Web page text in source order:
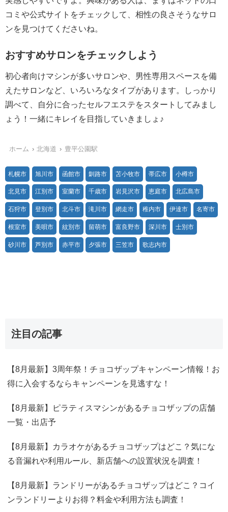
コミや公式サイトをチェックして、相性の良さそうなサロ
ンを見つけてくださいね。
おすすめサロンをチェックしよう
初心者向けマシンが多いサロンや、男性専用スペースを備
えたサロンなど、いろいろなタイプがあります。しっかり
調べて、自分に合ったセルフエステをスタートしてみまし
ょう！一緒にキレイを目指していきましょ♪
ホーム 北海道 豊平公園駅
札幌市 旭川市 函館市 釧路市 苫小牧市 帯広市 小樽市
北見市 江別市 室蘭市 千歳市 岩見沢市 恵庭市 北広島市
石狩市 登別市 北斗市 滝川市 網走市 稚内市 伊達市 名寄市
根室市 美唄市 紋別市 留萌市 富良野市 深川市 士別市
砂川市 芦別市 赤平市 夕張市 三笠市 歌志内市
注目の記事
【8月最新】3周年祭！チョコザップキャンペーン情報！お
得に入会するならキャンペーンを見逃すな！
【8月最新】ピラティスマシンがあるチョコザップの店舗
一覧・出店予
【8月最新】カラオケがあるチョコザップはどこ？気にな
る音漏れや利用ルール、新店舗への設置状況を調査！
【8月最新】ランドリーがあるチョコザップはどこ？コイ
ンランドリーよりお得？料金や利用方法も調査！